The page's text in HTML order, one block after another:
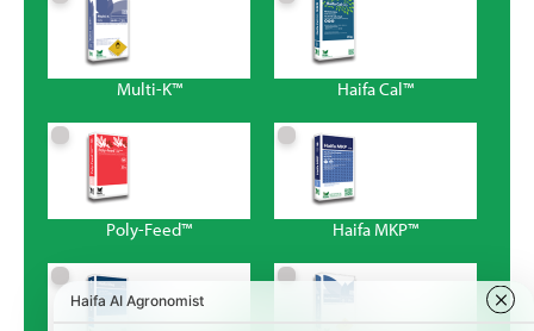
Multi-K™ Haifa Cal™
Poly-Feed™ Haifa MKP™